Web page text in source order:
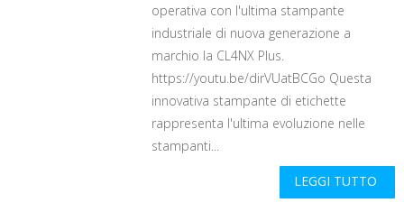
operativa con l'ultima stampante
industriale di nuova generazione a
marchio la CL4NX Plus.
https://youtu.be/dirVUatBCGo Questa
innovativa stampante di etichette
rappresenta l'ultima evoluzione nelle
stampanti...
LEGGI TUTTO